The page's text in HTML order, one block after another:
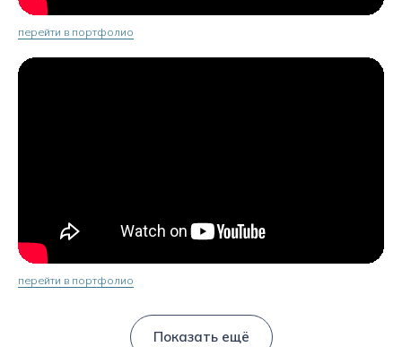
перейти в портфолио
перейти в портфолио
Показать ещё